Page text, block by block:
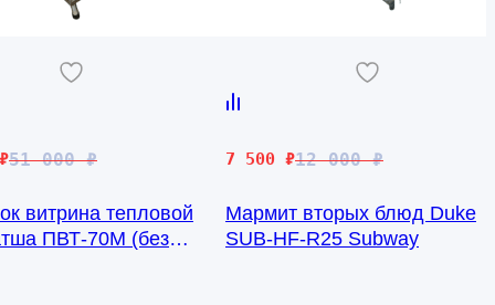
51 000₽
₽
витрина тепловой
ПВТ-70М (без
12 000₽
Первоначальная
составляла
12
7 500 ₽
Текущая
7
500 ₽.
Мармит вторых блюд Duke
SUB-HF-R25 Subway